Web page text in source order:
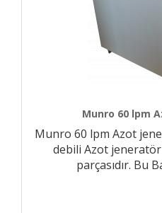
Munro 60 lpm
Munro 60 lpm Azot
debili Azot
parçasıdır. Bu